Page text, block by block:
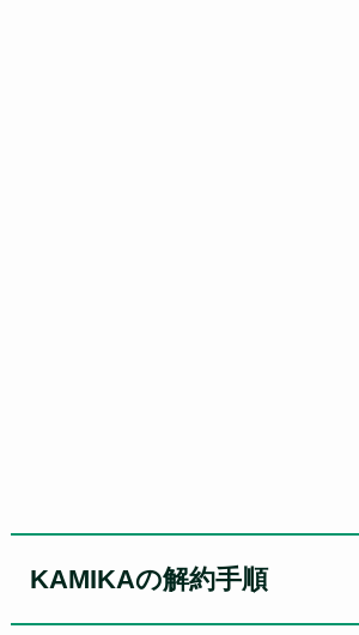
KAMIKAの解約手順